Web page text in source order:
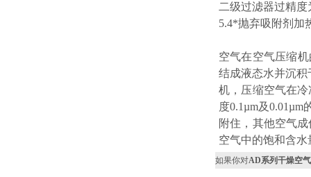
二级过滤器过精度
5.4*抛弃吸附剂加
空气在空气压缩
结成液态水并沉
机，压缩空气在
度0.1µm及
附住，其他空气
空气中的饱和含水
如果你对AD系列干燥空